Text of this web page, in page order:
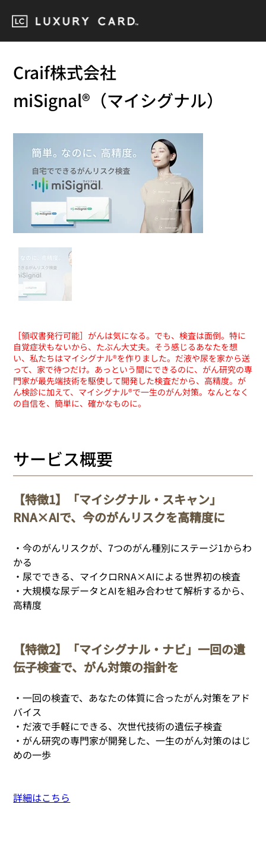
［領収書発行可能］がんは気になる。でも、検査は面倒。特に
自覚症状もないから、たぶん大丈夫。そう感じるあなたを想
い、私たちはマイシグナル®を作りました。だ液や尿を家から送
って、家で待つだけ。あっという間にできるのに、がん研究の専
門家が最先端技術を駆使して開発した検査だから、高精度。が
ん検診に加えて、マイシグナル®で一生のがん対策。なんとなく
の自信を、簡単に、確かなものに。
サービス概要
【特徴1】
「マイシグナル・スキャン」
RNA×AIで、今のがんリスクを高精度に
・今のがんリスクが、7つのがん種別にステージ1からわ
かる
・尿でできる、マイクロRNA×AIによる世界初の検査
・大規模な尿データとAIを組み合わせて解析するから、
高精度
【特徴2】
「マイシグナル・ナビ」一回の遺
伝子検査で、がん対策の指針を
・一回の検査で、あなたの体質に合ったがん対策をアド
バイス
・だ液で手軽にできる、次世代技術の遺伝子検査
・がん研究の専門家が開発した、一生のがん対策のはじ
めの一歩
詳細はこちら
Craif株式会社
miSignal®（マイシグナル）